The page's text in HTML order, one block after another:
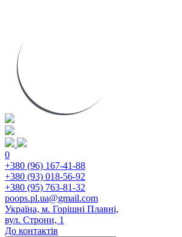
0
+380 (96) 167-41-88
+380 (93) 018-56-92
+380 (95) 763-81-32
poops.pl.ua@gmail.com
Україна, м. Горішні Плавні,
вул. Строни, 1
До контактів